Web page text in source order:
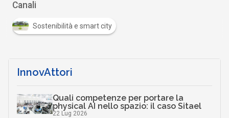
Canali
Sostenibilità e smart city
InnovAttori
Quali competenze per portare la
physical AI nello spazio: il caso Sitael
22 Lug 2026